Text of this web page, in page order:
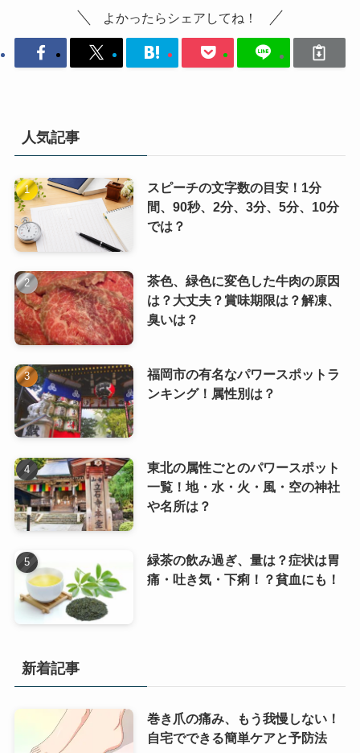
よかったらシェアしてね！
人気記事
スピーチの文字数の目安！1分
間、90秒、2分、3分、5分、10分
では？
茶色、緑色に変色した牛肉の原因
は？大丈夫？賞味期限は？解凍、
臭いは？
福岡市の有名なパワースポットラ
ンキング！属性別は？
東北の属性ごとのパワースポット
一覧！地・水・火・風・空の神社
や名所は？
緑茶の飲み過ぎ、量は？症状は胃
痛・吐き気・下痢！？貧血にも！
新着記事
巻き爪の痛み、もう我慢しない！
自宅でできる簡単ケアと予防法